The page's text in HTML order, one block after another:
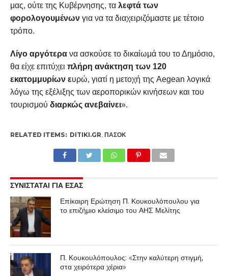
μας, ούτε της Κυβέρνησης, τα λεφτά των
φορολογουμένωνγια να τα διαχειριζόμαστε με τέτοιο
τρόπο.
Λίγο αργότερανα ασκούσε το δικαίωμά του το Δημόσιο,
θα είχε επιτύχει πλήρη ανάκτηση των 120
εκατομμυρίων ευρώ, γιατί η μετοχή της Aegean λογικά
λόγω της εξέλιξης των αεροπορικών κινήσεων και του
τουρισμού διαρκώς ανεβαίνει».
RELATED ITEMS: DITIKI.GR ΠΑΣΟΚ
ΣΥΝΙΣΤΑΤΑΙ ΓΙΑ ΕΣΑΣ
Επίκαιρη Ερώτηση Π. Κουκουλόπουλου για
το επιζήμιο κλείσιμο του ΑΗΣ Μελίτης
Π. Κουκουλόπουλος: «Στην καλύτερη στιγμή,
στα χειρότερα χέρια»